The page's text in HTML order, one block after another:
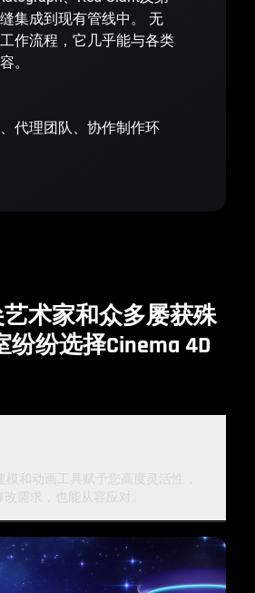
集成到现有管线中。 无
作流程，它几乎能与各类
。
代理团队、协作制作环
术家和众多屡获殊
纷选择Cinema 4D
和动画工具赋予您高度灵活性，
需求，也能从容应对。